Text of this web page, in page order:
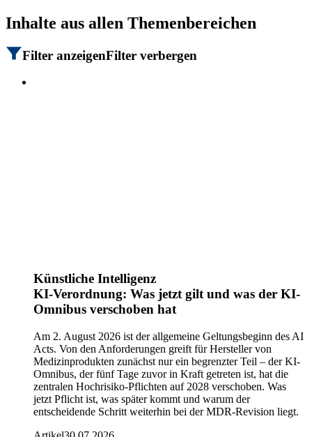
Inhalte aus allen Themenbereichen
Filter anzeigenFilter verbergen
Künstliche Intelligenz
KI-Verordnung: Was jetzt gilt und was der KI-
Omnibus verschoben hat
Am 2. August 2026 ist der allgemeine Geltungsbeginn des AI
Acts. Von den Anforderungen greift für Hersteller von
Medizinprodukten zunächst nur ein begrenzter Teil – der KI-
Omnibus, der fünf Tage zuvor in Kraft getreten ist, hat die
zentralen Hochrisiko-Pflichten auf 2028 verschoben. Was
jetzt Pflicht ist, was später kommt und warum der
entscheidende Schritt weiterhin bei der MDR-Revision liegt.